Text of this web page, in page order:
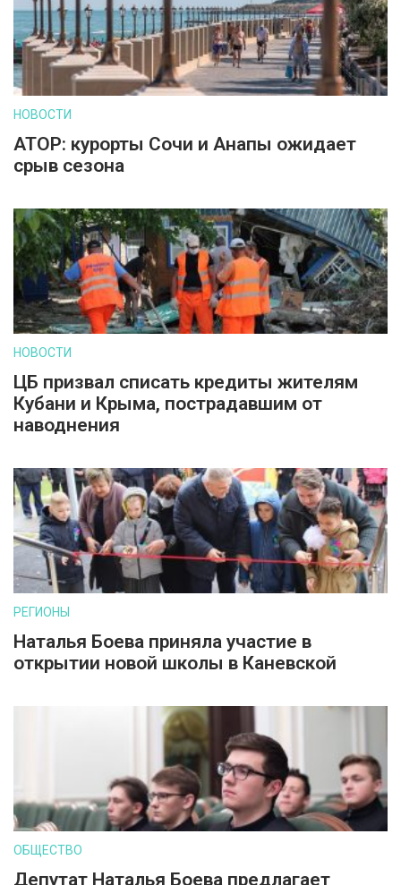
НОВОСТИ
АТОР: курорты Сочи и Анапы ожидает
срыв сезона
НОВОСТИ
ЦБ призвал списать кредиты жителям
Кубани и Крыма, пострадавшим от
наводнения
РЕГИОНЫ
Наталья Боева приняла участие в
открытии новой школы в Каневской
ОБЩЕСТВО
Депутат Наталья Боева предлагает